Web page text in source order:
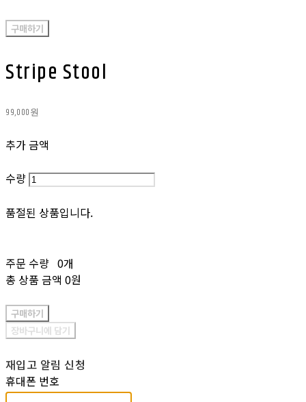
구매하기
Stripe Stool
99,000원
추가 금액
수량
품절된 상품입니다.
주문 수량 0개
총 상품 금액 0원
구매하기
장바구니에 담기
재입고 알림 신청
휴대폰 번호